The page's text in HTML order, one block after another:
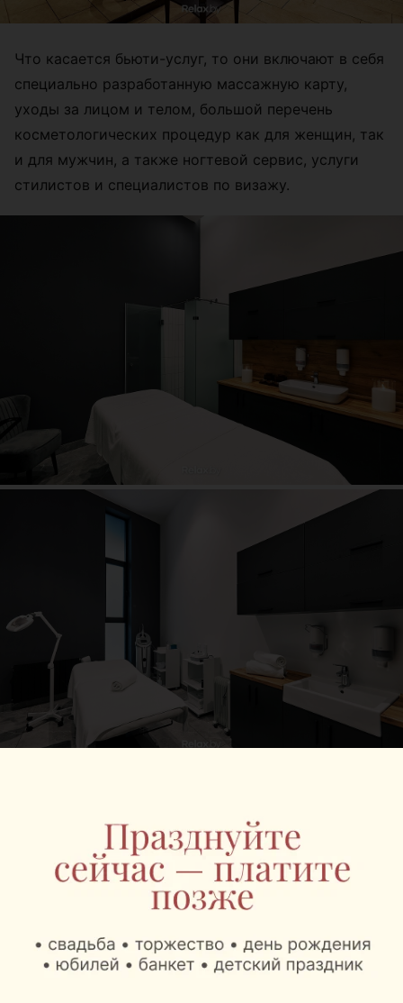
Что касается бьюти-услуг, то они включают в себя
специально разработанную массажную карту,
уходы за лицом и телом, большой перечень
косметологических процедур как для женщин, так
и для мужчин, а также ногтевой сервис, услуги
стилистов и специалистов по визажу.